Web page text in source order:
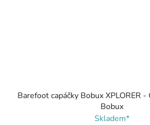
Barefoot capáčky Bobux XPLORER -
Bobux
Skladem*